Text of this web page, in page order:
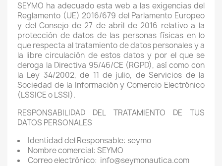
SEYMO ha adecuado esta web a las exigencias del
Reglamento (UE) 2016/679 del Parlamento Europeo
y del Consejo de 27 de abril de 2016 relativo a la
protección de datos de las personas físicas en lo
que respecta al tratamiento de datos personales y a
la libre circulación de estos datos y por el que se
deroga la Directiva 95/46/CE (RGPD), así como con
la Ley 34/2002, de 11 de julio, de Servicios de la
Sociedad de la Información y Comercio Electrónico
(LSSICE o LSSI).
RESPONSABILIDAD DEL TRATAMIENTO DE TUS
DATOS PERSONALES
Identidad del Responsable: seymo
Nombre comercial: SEYMO
Correo electrónico: info@seymonautica.com